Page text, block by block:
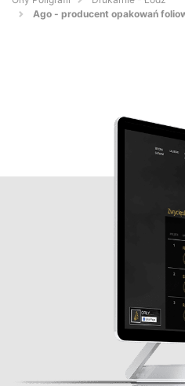
Ago - producent opakowań